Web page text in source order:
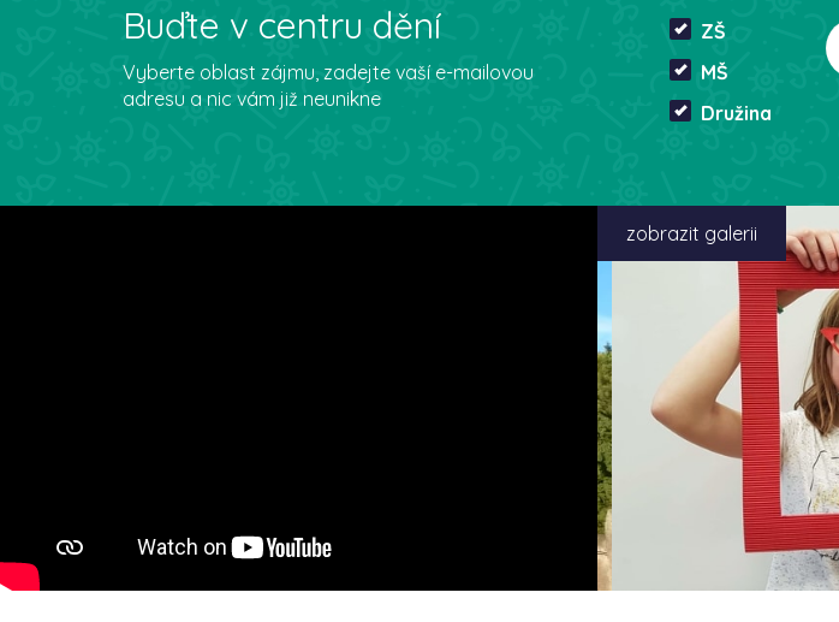
Buďte v centru dění
Vyberte oblast zájmu, zadejte vaší e-mailovou
adresu a nic vám již neunikne
ZŠ
MŠ
Družina
zobrazit galerii